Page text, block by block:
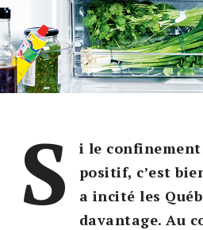
S
i le
positif, c’est
a incité les
davantage. Au